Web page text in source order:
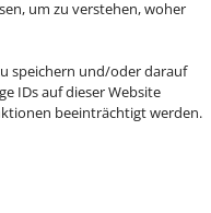
um zu verstehen, woher
speichern und/oder darauf
IDs auf dieser Website
beeinträchtigt werden.
Opern oder